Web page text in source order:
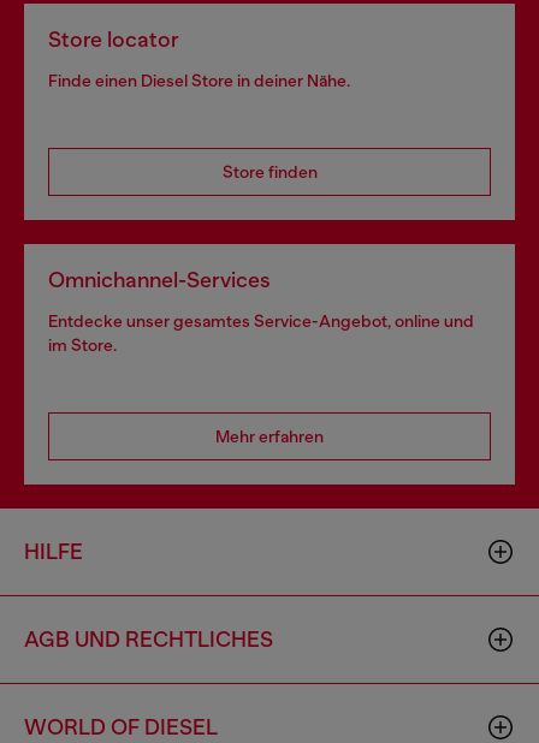
Store locator
Finde einen Diesel Store in deiner Nähe.
Store finden
Omnichannel-Services
Entdecke unser gesamtes Service-Angebot, online und
im Store.
Mehr erfahren
HILFE
AGB UND RECHTLICHES
WORLD OF DIESEL